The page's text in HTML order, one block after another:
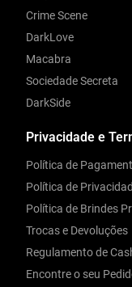
Privacidade e
Política de
Política de
Política de Brindes
Trocas e Devoluções
Regulamento de
Encontre o seu
Crime Scene
DarkLove
Macabra
Sociedade Secreta
DarkSide